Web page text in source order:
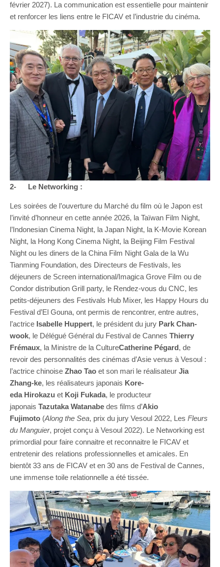
février 2027). La communication est essentielle pour maintenir
et renforcer les liens entre le FICAV et l’industrie du cinéma.
2- Le Networking :
Les soirées de l’ouverture du Marché du film où le Japon est
l’invité d’honneur en cette année 2026, la Taïwan Film Night,
l’Indonesian Cinema Night, la Japan Night, la K-Movie Korean
Night, la Hong Kong Cinema Night, la Beijing Film Festival
Night ou les diners de la China Film Night Gala de la Wu
Tianming Foundation, des Directeurs de Festivals, les
déjeuners de Screen international/Imagica Grove Film ou de
Condor distribution Grill party, le Rendez-vous du CNC, les
petits-déjeuners des Festivals Hub Mixer, les Happy Hours du
Festival d’El Gouna, ont permis de rencontrer, entre autres,
l’actrice Isabelle Huppert, le président du jury Park Chan-
wook, le Délégué Général du Festival de Cannes Thierry
Frémaux, la Ministre de la CultureCatherine Pégard, de
revoir des personnalités des cinémas d’Asie venus à Vesoul :
l’actrice chinoise Zhao Tao et son mari le réalisateur Jia
Zhang-ke, les réalisateurs japonais Kore-
eda Hirokazu et Koji Fukada, le producteur
japonais Tazutaka Watanabe des films d’Akio
Fujimoto (Along the Sea, prix du jury Vesoul 2022, Les Fleurs
du Manguier, projet conçu à Vesoul 2022). Le Networking est
primordial pour faire connaitre et reconnaitre le FICAV et
entretenir des relations professionnelles et amicales. En
bientôt 33 ans de FICAV et en 30 ans de Festival de Cannes,
une immense toile relationnelle a été tissée.